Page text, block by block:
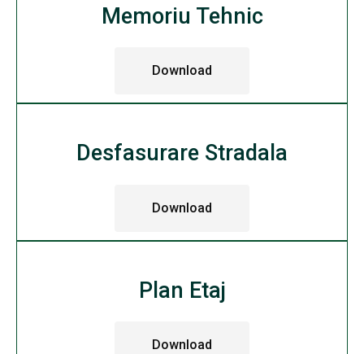
Memoriu Tehnic
Download
Desfasurare Stradala
Download
Plan Etaj
Download